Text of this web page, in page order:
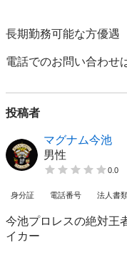
長期勤務可能な方優遇
電話でのお問い合わせ
投稿者
マグナム今池
男性
0.0
身分証 電話番号 法人書
今池プロレスの絶対王
イカー